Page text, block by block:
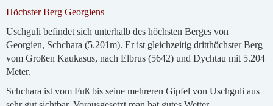
Höchster Berg Georgiens
Uschguli befindet sich unterhalb des höchsten Berges von
Georgien, Schchara (5.201m). Er ist gleichzeitig dritthöchster Berg
vom Großen Kaukasus, nach Elbrus (5642) und Dychtau mit 5.204
Meter.
Schchara ist vom Fuß bis seine mehreren Gipfel von Uschguli aus